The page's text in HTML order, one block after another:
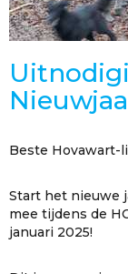
Beste Hovawart-
Start het nieuwe
mee tijdens de
januari 2025!